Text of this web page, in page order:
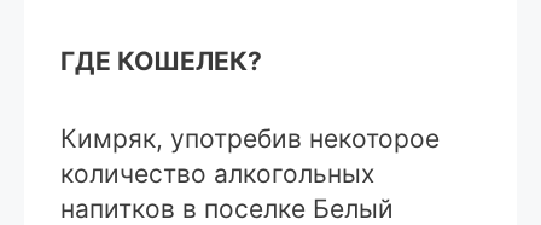
ГДЕ КОШЕЛЕК?
Кимряк, употребив некоторое
количество алкогольных
напитков в поселке Белый